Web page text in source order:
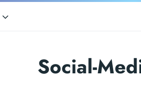
Social-